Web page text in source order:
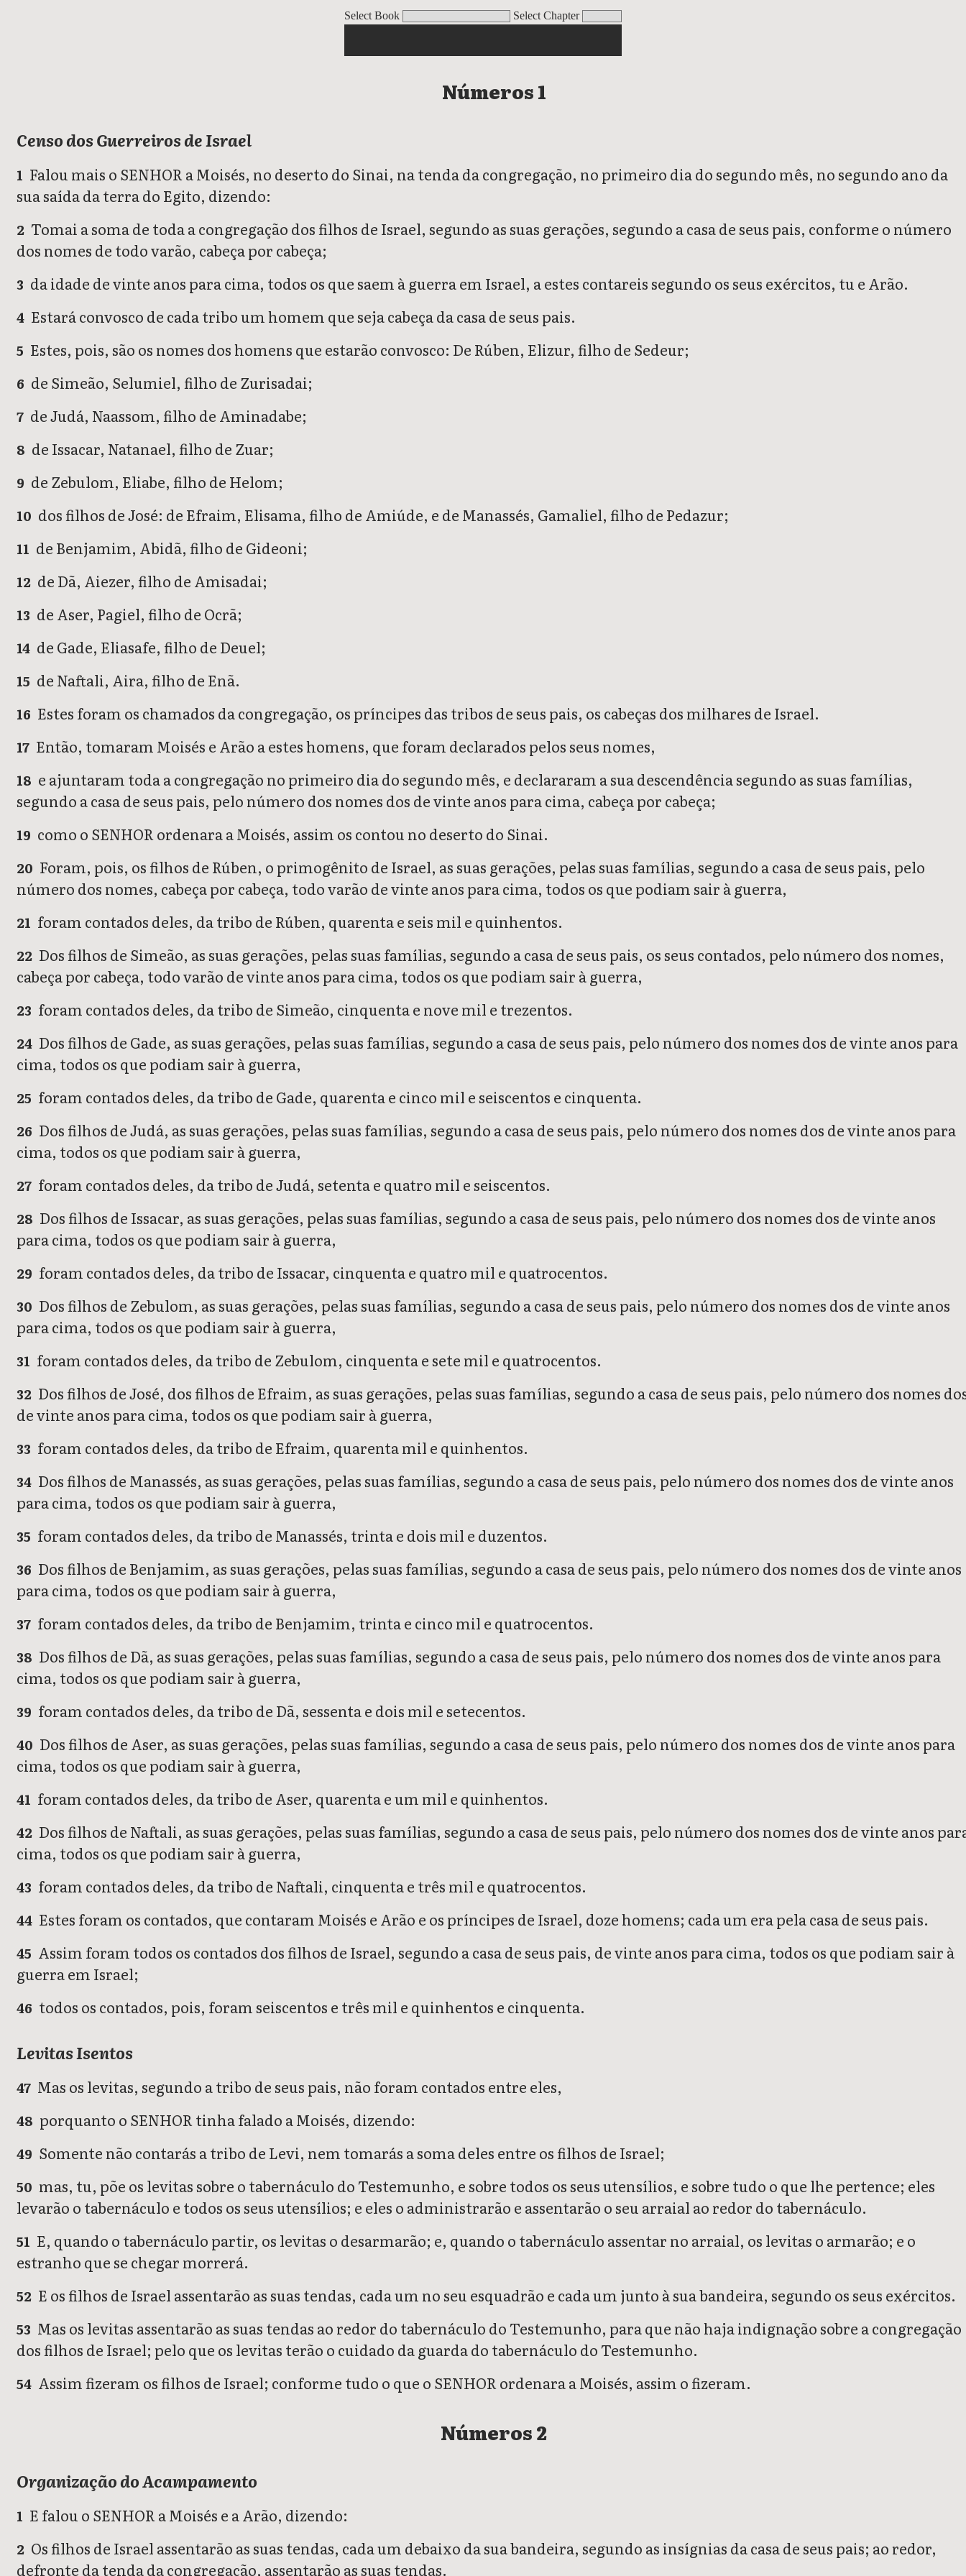
Select Book Select Chapter
Números 7 Números 8 Números 9 Números 10 Números 11 Números 12
Números 1
Censo dos Guerreiros de Israel
1 Falou mais o SENHOR a Moisés, no deserto do Sinai, na tenda da congregação, no primeiro dia do segundo mês, no segundo ano da
sua saída da terra do Egito, dizendo:
2 Tomai a soma de toda a congregação dos filhos de Israel, segundo as suas gerações, segundo a casa de seus pais, conforme o número
dos nomes de todo varão, cabeça por cabeça;
3 da idade de vinte anos para cima, todos os que saem à guerra em Israel, a estes contareis segundo os seus exércitos, tu e Arão.
4 Estará convosco de cada tribo um homem que seja cabeça da casa de seus pais.
5 Estes, pois, são os nomes dos homens que estarão convosco: De Rúben, Elizur, filho de Sedeur;
6 de Simeão, Selumiel, filho de Zurisadai;
7 de Judá, Naassom, filho de Aminadabe;
8 de Issacar, Natanael, filho de Zuar;
9 de Zebulom, Eliabe, filho de Helom;
10 dos filhos de José: de Efraim, Elisama, filho de Amiúde, e de Manassés, Gamaliel, filho de Pedazur;
11 de Benjamim, Abidã, filho de Gideoni;
12 de Dã, Aiezer, filho de Amisadai;
13 de Aser, Pagiel, filho de Ocrã;
14 de Gade, Eliasafe, filho de Deuel;
15 de Naftali, Aira, filho de Enã.
16 Estes foram os chamados da congregação, os príncipes das tribos de seus pais, os cabeças dos milhares de Israel.
17 Então, tomaram Moisés e Arão a estes homens, que foram declarados pelos seus nomes,
18 e ajuntaram toda a congregação no primeiro dia do segundo mês, e declararam a sua descendência segundo as suas famílias,
segundo a casa de seus pais, pelo número dos nomes dos de vinte anos para cima, cabeça por cabeça;
19 como o SENHOR ordenara a Moisés, assim os contou no deserto do Sinai.
20 Foram, pois, os filhos de Rúben, o primogênito de Israel, as suas gerações, pelas suas famílias, segundo a casa de seus pais, pelo
número dos nomes, cabeça por cabeça, todo varão de vinte anos para cima, todos os que podiam sair à guerra,
21 foram contados deles, da tribo de Rúben, quarenta e seis mil e quinhentos.
22 Dos filhos de Simeão, as suas gerações, pelas suas famílias, segundo a casa de seus pais, os seus contados, pelo número dos nomes,
cabeça por cabeça, todo varão de vinte anos para cima, todos os que podiam sair à guerra,
23 foram contados deles, da tribo de Simeão, cinquenta e nove mil e trezentos.
24 Dos filhos de Gade, as suas gerações, pelas suas famílias, segundo a casa de seus pais, pelo número dos nomes dos de vinte anos para
cima, todos os que podiam sair à guerra,
25 foram contados deles, da tribo de Gade, quarenta e cinco mil e seiscentos e cinquenta.
26 Dos filhos de Judá, as suas gerações, pelas suas famílias, segundo a casa de seus pais, pelo número dos nomes dos de vinte anos para
cima, todos os que podiam sair à guerra,
27 foram contados deles, da tribo de Judá, setenta e quatro mil e seiscentos.
28 Dos filhos de Issacar, as suas gerações, pelas suas famílias, segundo a casa de seus pais, pelo número dos nomes dos de vinte anos
para cima, todos os que podiam sair à guerra,
29 foram contados deles, da tribo de Issacar, cinquenta e quatro mil e quatrocentos.
30 Dos filhos de Zebulom, as suas gerações, pelas suas famílias, segundo a casa de seus pais, pelo número dos nomes dos de vinte anos
para cima, todos os que podiam sair à guerra,
31 foram contados deles, da tribo de Zebulom, cinquenta e sete mil e quatrocentos.
32 Dos filhos de José, dos filhos de Efraim, as suas gerações, pelas suas famílias, segundo a casa de seus pais, pelo número dos nomes
de vinte anos para cima, todos os que podiam sair à guerra,
33 foram contados deles, da tribo de Efraim, quarenta mil e quinhentos.
34 Dos filhos de Manassés, as suas gerações, pelas suas famílias, segundo a casa de seus pais, pelo número dos nomes dos de vinte anos
para cima, todos os que podiam sair à guerra,
35 foram contados deles, da tribo de Manassés, trinta e dois mil e duzentos.
36 Dos filhos de Benjamim, as suas gerações, pelas suas famílias, segundo a casa de seus pais, pelo número dos nomes dos de vinte anos
para cima, todos os que podiam sair à guerra,
37 foram contados deles, da tribo de Benjamim, trinta e cinco mil e quatrocentos.
38 Dos filhos de Dã, as suas gerações, pelas suas famílias, segundo a casa de seus pais, pelo número dos nomes dos de vinte anos para
cima, todos os que podiam sair à guerra,
39 foram contados deles, da tribo de Dã, sessenta e dois mil e setecentos.
40 Dos filhos de Aser, as suas gerações, pelas suas famílias, segundo a casa de seus pais, pelo número dos nomes dos de vinte anos para
cima, todos os que podiam sair à guerra,
41 foram contados deles, da tribo de Aser, quarenta e um mil e quinhentos.
42 Dos filhos de Naftali, as suas gerações, pelas suas famílias, segundo a casa de seus pais, pelo número dos nomes dos de vinte anos
cima, todos os que podiam sair à guerra,
43 foram contados deles, da tribo de Naftali, cinquenta e três mil e quatrocentos.
44 Estes foram os contados, que contaram Moisés e Arão e os príncipes de Israel, doze homens; cada um era pela casa de seus pais.
45 Assim foram todos os contados dos filhos de Israel, segundo a casa de seus pais, de vinte anos para cima, todos os que podiam sair à
guerra em Israel;
46 todos os contados, pois, foram seiscentos e três mil e quinhentos e cinquenta.
Levitas Isentos
47 Mas os levitas, segundo a tribo de seus pais, não foram contados entre eles,
48 porquanto o SENHOR tinha falado a Moisés, dizendo:
49 Somente não contarás a tribo de Levi, nem tomarás a soma deles entre os filhos de Israel;
50 mas, tu, põe os levitas sobre o tabernáculo do Testemunho, e sobre todos os seus utensílios, e sobre tudo o que lhe pertence; eles
levarão o tabernáculo e todos os seus utensílios; e eles o administrarão e assentarão o seu arraial ao redor do tabernáculo.
51 E, quando o tabernáculo partir, os levitas o desarmarão; e, quando o tabernáculo assentar no arraial, os levitas o armarão; e o
estranho que se chegar morrerá.
52 E os filhos de Israel assentarão as suas tendas, cada um no seu esquadrão e cada um junto à sua bandeira, segundo os seus exércitos.
53 Mas os levitas assentarão as suas tendas ao redor do tabernáculo do Testemunho, para que não haja indignação sobre a congregação
dos filhos de Israel; pelo que os levitas terão o cuidado da guarda do tabernáculo do Testemunho.
54 Assim fizeram os filhos de Israel; conforme tudo o que o SENHOR ordenara a Moisés, assim o fizeram.
Números 2
Organização do Acampamento
1 E falou o SENHOR a Moisés e a Arão, dizendo:
2 Os filhos de Israel assentarão as suas tendas, cada um debaixo da sua bandeira, segundo as insígnias da casa de seus pais; ao redor,
defronte da tenda da congregação, assentarão as suas tendas.